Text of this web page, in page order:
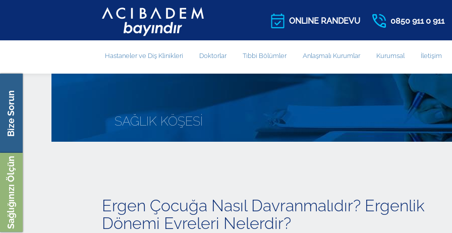
ONLINE RANDEVU 0850 911 0 911
Hastaneler ve Diş Klinikleri Doktorlar Tıbbi Bölümler Anlaşmalı Kurumlar Kurumsal İletişim
Bize Sorun
Sağlığınızı Ölçün
SAĞLIK KÖŞESİ
Ergen Çocuğa Nasıl Davranmalıdır? Ergenlik
Dönemi Evreleri Nelerdir?